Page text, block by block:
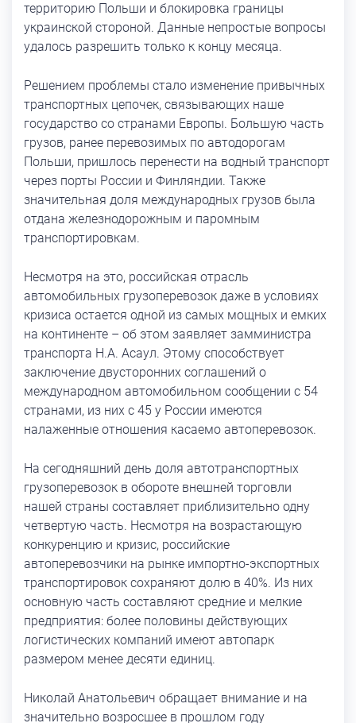
территорию Польши и блокировка границы
украинской стороной. Данные непростые вопросы
удалось разрешить только к концу месяца.
Решением проблемы стало изменение привычных
транспортных цепочек, связывающих наше
государство со странами Европы. Большую часть
грузов, ранее перевозимых по автодорогам
Польши, пришлось перенести на водный транспорт
через порты России и Финляндии. Также
значительная доля международных грузов была
отдана железнодорожным и паромным
транспортировкам.
Несмотря на это, российская отрасль
автомобильных грузоперевозок даже в условиях
кризиса остается одной из самых мощных и емких
на континенте – об этом заявляет замминистра
транспорта Н.А. Асаул. Этому способствует
заключение двусторонних соглашений о
международном автомобильном сообщении с 54
странами, из них с 45 у России имеются
налаженные отношения касаемо автоперевозок.
На сегодняшний день доля автотранспортных
грузоперевозок в обороте внешней торговли
нашей страны составляет приблизительно одну
четвертую часть. Несмотря на возрастающую
конкуренцию и кризис, российские
автоперевозчики на рынке импортно-экспортных
транспортировок сохраняют долю в 40%. Из них
основную часть составляют средние и мелкие
предприятия: более половины действующих
логистических компаний имеют автопарк
размером менее десяти единиц.
Николай Анатольевич обращает внимание и на
значительно возросшее в прошлом году